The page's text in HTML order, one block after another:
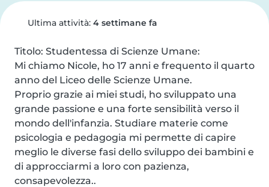
Ultima attività: 4 settimane fa
Titolo: Studentessa di Scienze Umane:
Mi chiamo Nicole, ho 17 anni e frequento il quarto
anno del Liceo delle Scienze Umane.
Proprio grazie ai miei studi, ho sviluppato una
grande passione e una forte sensibilità verso il
mondo dell'infanzia. Studiare materie come
psicologia e pedagogia mi permette di capire
meglio le diverse fasi dello sviluppo dei bambini e
di approcciarmi a loro con pazienza,
consapevolezza..